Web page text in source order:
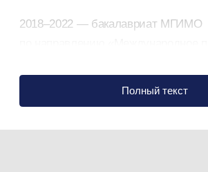
2018–2022 — бакалавриат МГИМО
право».
2022–2024 — магистратура МГИМО
Полный текст